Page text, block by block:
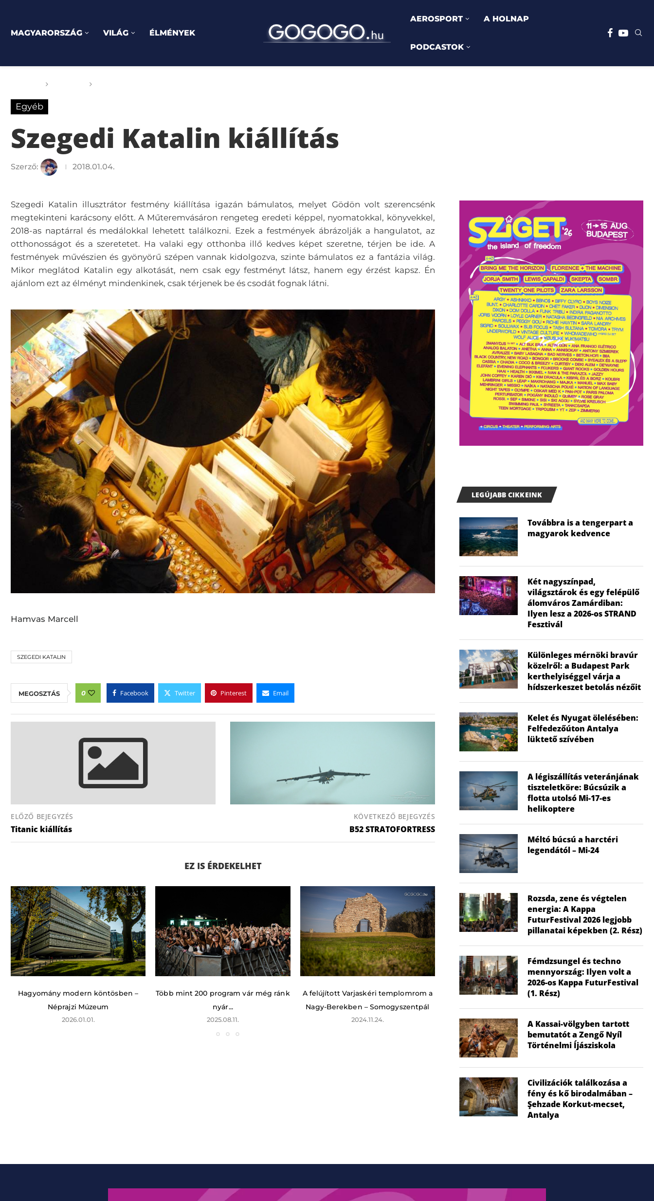
MAGYARORSZÁG VILÁG ÉLMÉNYEK
AEROSPORT A HOLNAP
PODCASTOK
Egyéb
Szegedi Katalin kiállítás
Szerző: 2018.01.04.
Szegedi Katalin illusztrátor festmény kiállítása igazán bámulatos, melyet Gödön volt szerencsénk
megtekinteni karácsony előtt. A Műteremvásáron rengeteg eredeti képpel, nyomatokkal, könyvekkel,
2018-as naptárral és medálokkal lehetett találkozni. Ezek a festmények ábrázolják a hangulatot, az
otthonosságot és a szeretetet. Ha valaki egy otthonba illő kedves képet szeretne, térjen be ide. A
festmények művészien és gyönyörű szépen vannak kidolgozva, szinte bámulatos ez a fantázia világ.
Mikor meglátod Katalin egy alkotását, nem csak egy festményt látsz, hanem egy érzést kapsz. Én
ajánlom ezt az élményt mindenkinek, csak térjenek be és csodát fognak látni.
Hamvas Marcell
SZEGEDI KATALIN
MEGOSZTÁS 0 Facebook Twitter Pinterest Email
ELŐZŐ BEJEGYZÉS
Titanic kiállítás
KÖVETKEZŐ BEJEGYZÉS
B52 STRATOFORTRESS
EZ IS ÉRDEKELHET
Hagyomány modern köntösben –
Néprajzi Múzeum
2026.01.01.
Több mint 200 program vár még ránk
nyár...
2025.08.11.
A felújított Varjaskéri templomrom a
Nagy-Berekben – Somogyszentpál
2024.11.24.
Aréna a szökevények városában –
Pula, Pola
2024.09.04.
LEGÚJABB CIKKEINK
Továbbra is a tengerpart a
magyarok kedvence
Két nagyszínpad,
világsztárok és egy felépülő
álomváros Zamárdiban:
Ilyen lesz a 2026-os STRAND
Fesztivál
Különleges mérnöki bravúr
közelről: a Budapest Park
kerthelyiséggel várja a
hídszerkeszet betolás nézőit
Kelet és Nyugat ölelésében:
Felfedezőúton Antalya
lüktető szívében
A légiszállítás veteránjának
tiszteletköre: Búcsúzik a
flotta utolsó Mi-17-es
helikoptere
Méltó búcsú a harctéri
legendától – Mi-24
Rozsda, zene és végtelen
energia: A Kappa
FuturFestival 2026 legjobb
pillanatai képekben (2. Rész)
Fémdzsungel és techno
mennyország: Ilyen volt a
2026-os Kappa FuturFestival
(1. Rész)
A Kassai-völgyben tartott
bemutatót a Zengő Nyíl
Történelmi Íjásziskola
Civilizációk találkozása a
fény és kő birodalmában –
Şehzade Korkut-mecset,
Antalya